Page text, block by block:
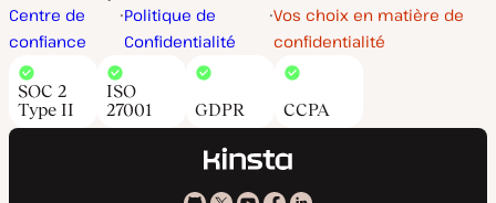
Centre de
confiance
Politique de
Confidentialité
Vos choix en matière de
confidentialité
SOC 2
Type II
ISO
27001
GDPR CCPA